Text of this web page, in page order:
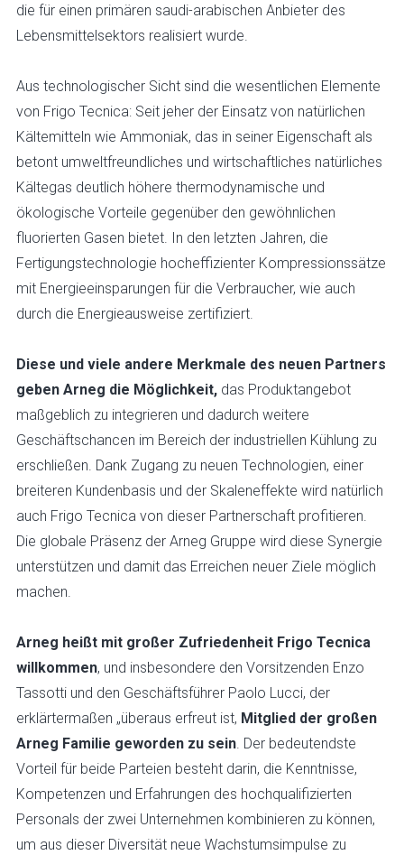
die für einen primären saudi-arabischen Anbieter des
Lebensmittelsektors realisiert wurde.
Aus technologischer Sicht sind die wesentlichen Elemente
von Frigo Tecnica: Seit jeher der Einsatz von natürlichen
Kältemitteln wie Ammoniak, das in seiner Eigenschaft als
betont umweltfreundliches und wirtschaftliches natürliches
Kältegas deutlich höhere thermodynamische und
ökologische Vorteile gegenüber den gewöhnlichen
fluorierten Gasen bietet. In den letzten Jahren, die
Fertigungstechnologie hocheffizienter Kompressionssätze
mit Energieeinsparungen für die Verbraucher, wie auch
durch die Energieausweise zertifiziert.
Diese und viele andere Merkmale des neuen Partners
geben Arneg die Möglichkeit, das Produktangebot
maßgeblich zu integrieren und dadurch weitere
Geschäftschancen im Bereich der industriellen Kühlung zu
erschließen. Dank Zugang zu neuen Technologien, einer
breiteren Kundenbasis und der Skaleneffekte wird natürlich
auch Frigo Tecnica von dieser Partnerschaft profitieren.
Die globale Präsenz der Arneg Gruppe wird diese Synergie
unterstützen und damit das Erreichen neuer Ziele möglich
machen.
Arneg heißt mit großer Zufriedenheit Frigo Tecnica
willkommen, und insbesondere den Vorsitzenden Enzo
Tassotti und den Geschäftsführer Paolo Lucci, der
erklärtermaßen „überaus erfreut ist, Mitglied der großen
Arneg Familie geworden zu sein. Der bedeutendste
Vorteil für beide Parteien besteht darin, die Kenntnisse,
Kompetenzen und Erfahrungen des hochqualifizierten
Personals der zwei Unternehmen kombinieren zu können,
um aus dieser Diversität neue Wachstumsimpulse zu